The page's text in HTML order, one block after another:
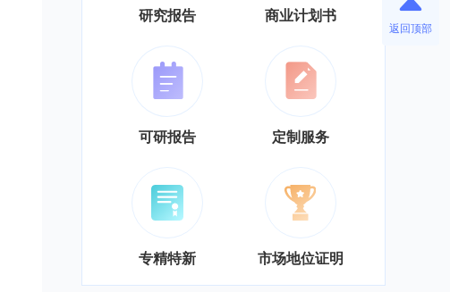
研究报告 商业计划书
可研报告 定制服务
专精特新 市场地位证明
返回顶部